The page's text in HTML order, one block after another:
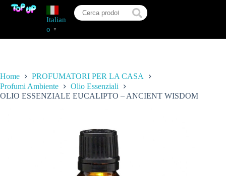
Italian
o
▼
Home
PROFUMATORI PER LA CASA
Profumi Ambiente
Olio Essenziali
OLIO ESSENZIALE EUCALIPTO – ANCIENT WISDOM